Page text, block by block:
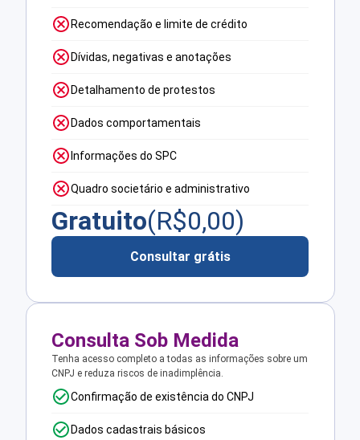
Recomendação e limite de crédito
Dívidas, negativas e anotações
Detalhamento de protestos
Dados comportamentais
Informações do SPC
Quadro societário e administrativo
Gratuito(R$0,00)
Consultar grátis
Consulta Sob Medida
Tenha acesso completo a todas as informações sobre um
CNPJ e reduza riscos de inadimplência.
Confirmação de existência do CNPJ
Dados cadastrais básicos